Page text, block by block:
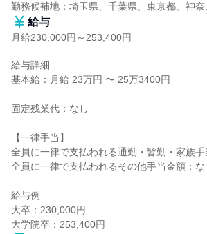
勤務候補地：埼玉県、千葉県、東京都、神奈
給与
月給230,000円～253,400円
給与詳細
基本給：月給 23万円 〜 25万3400円
固定残業代：なし
【一律手当】
全員に一律で支払われる通勤・皆勤・家族手
全員に一律で支払われるその他手当金額：な
給与例
大卒：230,000円
大学院卒：253,400円